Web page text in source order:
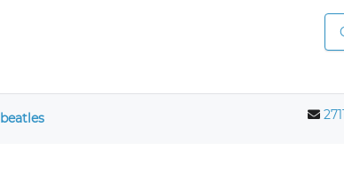
beatles